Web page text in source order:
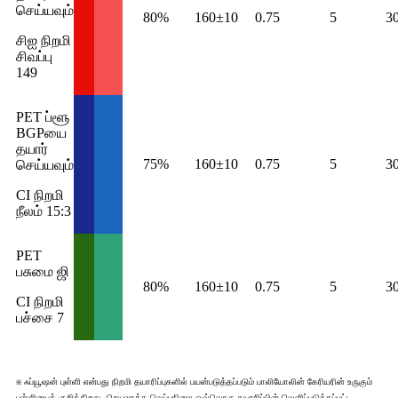
செய்யவும்
சிஐ நிறமி
சிவப்பு
149
80% 160±10 0.75 5
PET ப்ளூ
BGPயை
தயார்
செய்யவும்
CI நிறமி
நீலம் 15:3
75% 160±10 0.75 5
PET
பசுமை ஜி
CI நிறமி
பச்சை 7
80% 160±10 0.75 5
※ ஃப்யூஷன் புள்ளி என்பது நிறமி தயாரிப்புகளில் பயன்படுத்தப்படும் பாலியோலின் கேரியரின் உருகும்